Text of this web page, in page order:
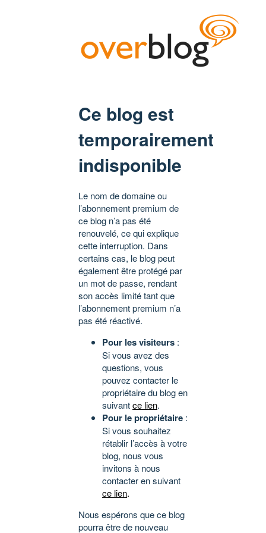
Ce blog est
temporairement
indisponible
Le nom de domaine ou
l’abonnement premium de
ce blog n’a pas été
renouvelé, ce qui explique
cette interruption. Dans
certains cas, le blog peut
également être protégé par
un mot de passe, rendant
son accès limité tant que
l’abonnement premium n’a
pas été réactivé.
Pour les visiteurs :
Si vous avez des
questions, vous
pouvez contacter le
propriétaire du blog en
suivantce lien.
Pour le propriétaire :
Si vous souhaitez
rétablir l’accès à votre
blog, nous vous
invitons à nous
contacter en suivant
ce lien.
Nous espérons que ce blog
pourra être de nouveau